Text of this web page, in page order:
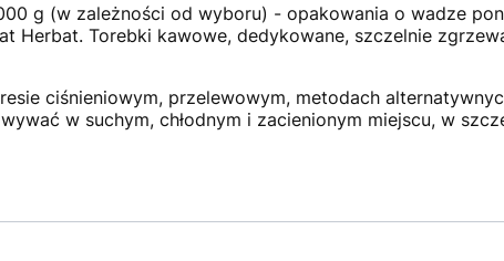
g (w zależności od wyboru) - opakowania o wadze
Herbat. Torebki kawowe, dedykowane, szczelnie
ciśnieniowym, przelewowym, metodach
w suchym, chłodnym i zacienionym miejscu, w